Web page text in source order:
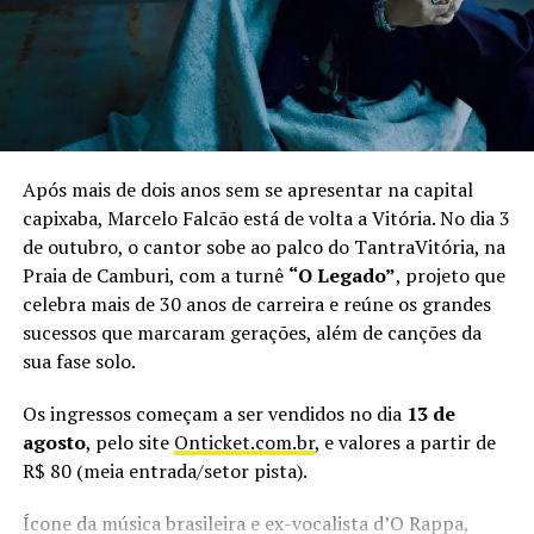
trabalho que acaba de concorrer em duas categorias do
Prêmio da Música Brasileira e se tornou o primeiro DVD
de reggae nacional a integrar o catálogo da Globoplay,
sem deixar de lado os clássicos que ajudaram a construir
a trajetória do grupo. “O público pode esperar um show
com músicas do nosso DVD acústico, mas também com
aquelas que fazem parte da nossa história e que a galera
do Espírito Santo conhece muito bem”, adianta o
vocalista.
Além do Alma Djem, o Vix Reggae Festival terá no line
up as bandas Adão Negro, Rasta Joint e Filosofia Reggae.
Ao todo, serão mais 14 horas de música à beira-mar,
reunindo artistas de diferentes gerações do reggae
brasileiro.
Vix Reggae Festival
Após mais de dois anos sem se apresentar na capital
capixaba, Marcelo Falcão está de volta a Vitória. No dia 3
de outubro, o cantor sobe ao palco do TantraVitória, na
Praia de Camburi, com a turnê “O Legado”, projeto que
celebra mais de 30 anos de carreira e reúne os grandes
sucessos que marcaram gerações, além de canções da
sua fase solo.
Os ingressos começam a ser vendidos no dia 13 de
agosto, pelo site Onticket.com.br, e valores a partir de
R$ 80 (meia entrada/setor pista).
Ícone da música brasileira e ex-vocalista d’O Rappa,